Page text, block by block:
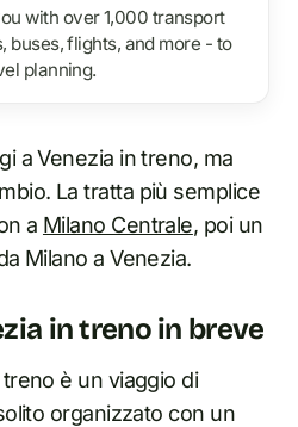
with over 1,000 transport
buses, flights, and more - to
planning.
a Venezia in treno, ma
La tratta più semplice
a Milano Centrale, poi un
Milano a Venezia.
in treno in breve
è un viaggio di
organizzato con un